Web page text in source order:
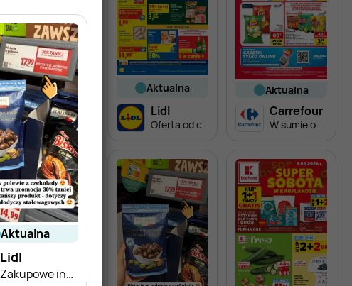
aktualna
Lidl
Zakupowe inspiracje w Lidl
aktualna
Lidl
Oferta od czwartku
aktualna
Carrefour
W sumie od czwartku weekend okazji